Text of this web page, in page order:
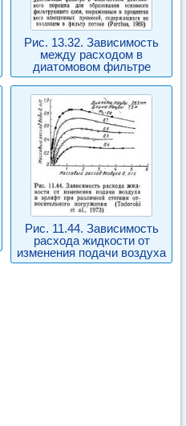
Рис. 13.32. Зависимость
между расходом в
диатомовом фильтре
Рис. 11.44. Зависимость
расхода жидкости от
изменения подачи воздуха